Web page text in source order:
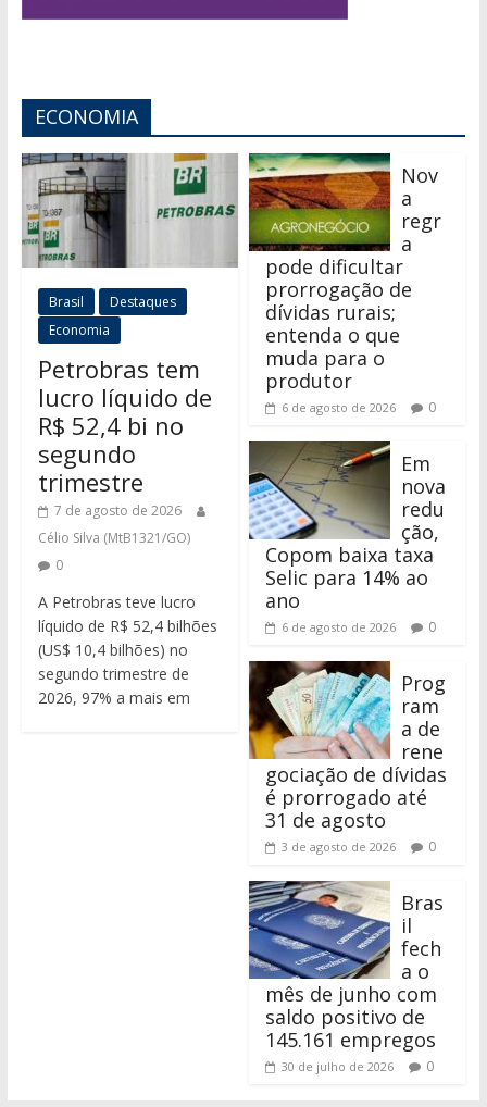
ECONOMIA
Brasil
Destaques
Economia
Petrobras tem
lucro líquido de
R$ 52,4 bi no
segundo
trimestre
7 de agosto de 2026
Célio Silva (MtB1321/GO)
0
A Petrobras teve lucro
líquido de R$ 52,4 bilhões
(US$ 10,4 bilhões) no
segundo trimestre de
2026, 97% a mais em
Nov
a
regr
a
pode dificultar
prorrogação de
dívidas rurais;
entenda o que
muda para o
produtor
6 de agosto de 2026 0
Em
nova
redu
ção,
Copom baixa taxa
Selic para 14% ao
ano
6 de agosto de 2026 0
Prog
ram
a de
rene
gociação de dívidas
é prorrogado até
31 de agosto
3 de agosto de 2026 0
Bras
il
fech
a o
mês de junho com
saldo positivo de
145.161 empregos
30 de julho de 2026 0